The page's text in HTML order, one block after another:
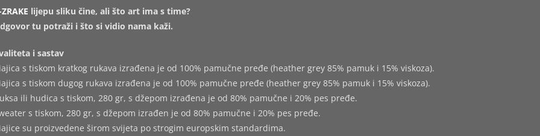
lijepu sliku čine, ali što art ima s time?
tu potraži i što si vidio nama kaži.
i sastav
s tiskom kratkog rukava izrađena je od 100% pamučne pređe (heather grey 85% pamuk i 15% viskoza).
s tiskom dugog rukava izrađena je od 100% pamučne pređe (heather grey 85% pamuk i 15% viskoza).
ili hudica s tiskom, 280 gr, s džepom izrađena je od 80% pamučne i 20% pes pređe.
s tiskom, 280 gr, s džepom izrađen je od 80% pamučne i 20% pes pređe.
su proizvedene širom svijeta po strogim europskim standardima.